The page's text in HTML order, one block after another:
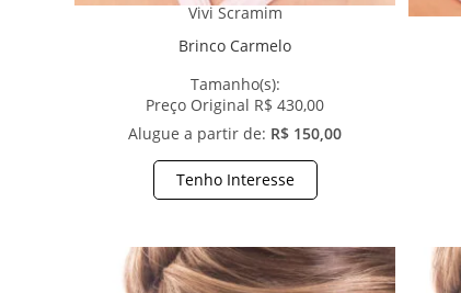
Vivi Scramim
Brinco Carmelo
Tamanho(s):
Preço Original R$ 430,00
Alugue a partir de: R$ 150,00
Tenho Interesse